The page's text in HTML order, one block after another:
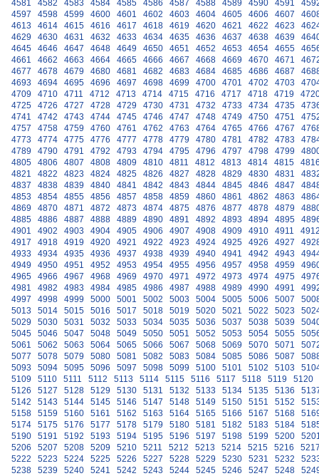
4581 4582 4583 4584 4585 4586 4587 4588 4589 4590 4591
4597
4598 4599 4600 4601 4602 4603 4604 4605 4606 4607
4613
4614 4615 4616 4617 4618 4619 4620 4621 4622 4623
4629
4630 4631 4632 4633 4634 4635 4636 4637 4638 4639
4645
4646 4647 4648 4649 4650 4651 4652 4653 4654 4655
4661
4662 4663 4664 4665 4666 4667 4668 4669 4670 4671
4677
4678 4679 4680 4681 4682 4683 4684 4685 4686 4687
4693
4694 4695 4696 4697 4698 4699 4700 4701 4702 4703
4709
4710 4711 4712 4713 4714 4715 4716 4717 4718 4719
4725
4726 4727 4728 4729 4730 4731 4732 4733 4734 4735
4741
4742 4743 4744 4745 4746 4747 4748 4749 4750 4751
4757
4758 4759 4760 4761 4762 4763 4764 4765 4766 4767
4773
4774 4775 4776 4777 4778 4779 4780 4781 4782 4783
4789
4790 4791 4792 4793 4794 4795 4796 4797 4798 4799
4805
4806 4807 4808 4809 4810 4811 4812 4813 4814 4815
4821
4822 4823 4824 4825 4826 4827 4828 4829 4830 4831
4837
4838 4839 4840 4841 4842 4843 4844 4845 4846 4847
4853
4854 4855 4856 4857 4858 4859 4860 4861 4862 4863
4869
4870 4871 4872 4873 4874 4875 4876 4877 4878 4879
4885
4886 4887 4888 4889 4890 4891 4892 4893 4894 4895
4901
4902 4903 4904 4905 4906 4907 4908 4909 4910 4911
4917
4918 4919 4920 4921 4922 4923 4924 4925 4926 4927
4933
4934 4935 4936 4937 4938 4939 4940 4941 4942 4943
4949
4950 4951 4952 4953 4954 4955 4956 4957 4958 4959
4965
4966 4967 4968 4969 4970 4971 4972 4973 4974 4975
4981
4982 4983 4984 4985 4986 4987 4988 4989 4990 4991
4997
4998 4999 5000 5001 5002 5003 5004 5005 5006 5007
5013
5014 5015 5016 5017 5018 5019 5020 5021 5022 5023
5029
5030 5031 5032 5033 5034 5035 5036 5037 5038 5039
5045
5046 5047 5048 5049 5050 5051 5052 5053 5054 5055
5061
5062 5063 5064 5065 5066 5067 5068 5069 5070 5071
5077
5078 5079 5080 5081 5082 5083 5084 5085 5086 5087
5093
5094 5095 5096 5097 5098 5099 5100 5101 5102 5103
5109
5110 5111 5112 5113 5114 5115 5116 5117 5118 5119
5120
5126
5127 5128 5129 5130 5131 5132 5133 5134 5135 5136
5142
5143 5144 5145 5146 5147 5148 5149 5150 5151 5152
5158
5159 5160 5161 5162 5163 5164 5165 5166 5167 5168
5174
5175 5176 5177 5178 5179 5180 5181 5182 5183 5184
5190
5191 5192 5193 5194 5195 5196 5197 5198 5199 5200
5206
5207 5208 5209 5210 5211 5212 5213 5214 5215 5216
5222
5223 5224 5225 5226 5227 5228 5229 5230 5231 5232
5238
5239 5240 5241 5242 5243 5244 5245 5246 5247 5248